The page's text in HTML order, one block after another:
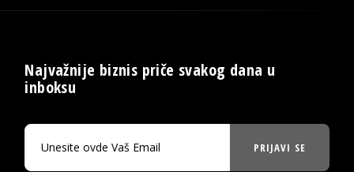
Najvažnije biznis priče svakog dana u
inboksu
PRIJAVI SE